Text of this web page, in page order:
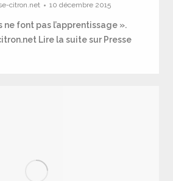
citron.net 10 décembre 2015
ne font pas l’apprentissage ».
Lire la suite sur Presse